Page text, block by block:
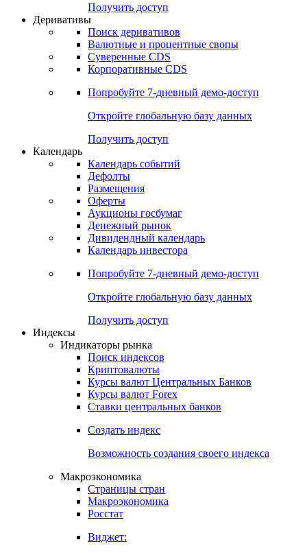
Получить доступ
Деривативы
Поиск деривативов
Валютные и процентные свопы
Суверенные CDS
Корпоративные CDS
Попробуйте 7-дневный демо-доступ
Откройте глобальную базу данных
Получить доступ
Календарь
Календарь событий
Дефолты
Размещения
Оферты
Аукционы госбумаг
Денежный рынок
Дивидендный календарь
Календарь инвестора
Попробуйте 7-дневный демо-доступ
Откройте глобальную базу данных
Получить доступ
Индексы
Индикаторы рынка
Поиск индексов
Криптовалюты
Курсы валют Центральных Банков
Курсы валют Forex
Ставки центральных банков
Создать индекс
Возможность создания своего индекса
Макроэкономика
Страницы стран
Макроэкономика
Росстат
Виджет: